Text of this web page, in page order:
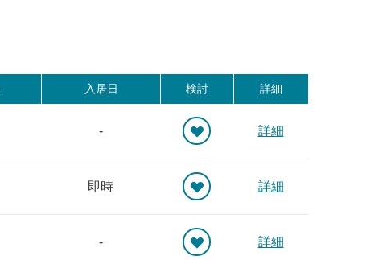
入居日 検討 詳細
- 詳細
即時 詳細
- 詳細